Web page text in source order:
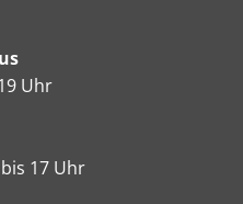
Uhr
17 Uhr